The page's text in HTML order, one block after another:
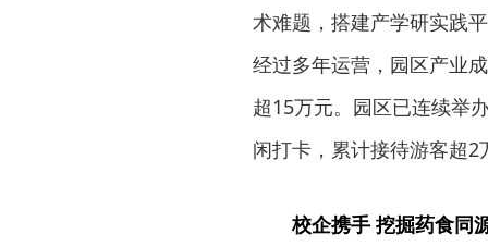
术难题，搭建产学研实践
经过多年运营，园区产业
超15万元。园区已连续举
闲打卡，累计接待游客超2
校企携手 挖掘药食同